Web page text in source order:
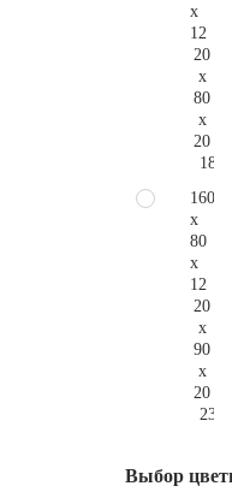
x
12
20
x
80
x
20
160
x
80
x
12
20
x
90
x
20
Выбор